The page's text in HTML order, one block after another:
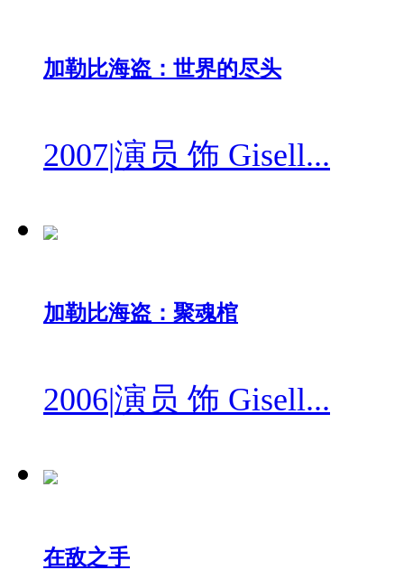
加勒比海盗：世界的尽头
2007|演员 饰 Gisell...
加勒比海盗：聚魂棺
2006|演员 饰 Gisell...
在敌之手